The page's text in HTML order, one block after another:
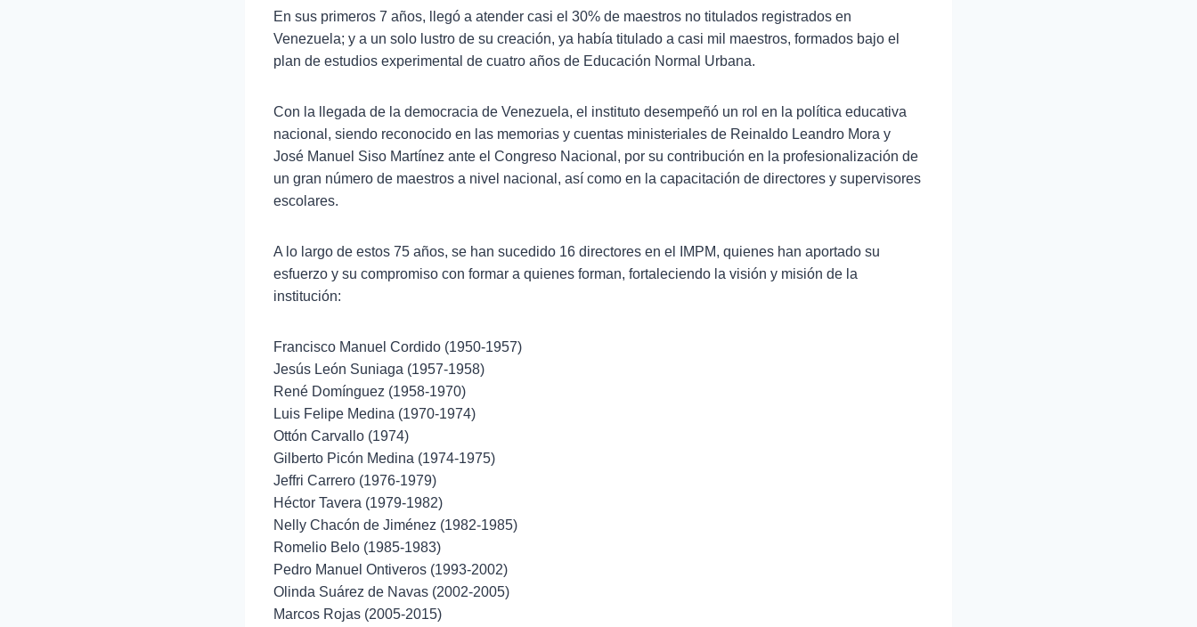
En sus primeros 7 años, llegó a atender casi el 30% de maestros no titulados registrados en
Venezuela; y a un solo lustro de su creación, ya había titulado a casi mil maestros, formados bajo el
plan de estudios experimental de cuatro años de Educación Normal Urbana.
Con la llegada de la democracia de Venezuela, el instituto desempeñó un rol en la política educativa
nacional, siendo reconocido en las memorias y cuentas ministeriales de Reinaldo Leandro Mora y
José Manuel Siso Martínez ante el Congreso Nacional, por su contribución en la profesionalización de
un gran número de maestros a nivel nacional, así como en la capacitación de directores y supervisores
escolares.
A lo largo de estos 75 años, se han sucedido 16 directores en el IMPM, quienes han aportado su
esfuerzo y su compromiso con formar a quienes forman, fortaleciendo la visión y misión de la
institución:
Francisco Manuel Cordido (1950-1957)
Jesús León Suniaga (1957-1958)
René Domínguez (1958-1970)
Luis Felipe Medina (1970-1974)
Ottón Carvallo (1974)
Gilberto Picón Medina (1974-1975)
Jeffri Carrero (1976-1979)
Héctor Tavera (1979-1982)
Nelly Chacón de Jiménez (1982-1985)
Romelio Belo (1985-1983)
Pedro Manuel Ontiveros (1993-2002)
Olinda Suárez de Navas (2002-2005)
Marcos Rojas (2005-2015)